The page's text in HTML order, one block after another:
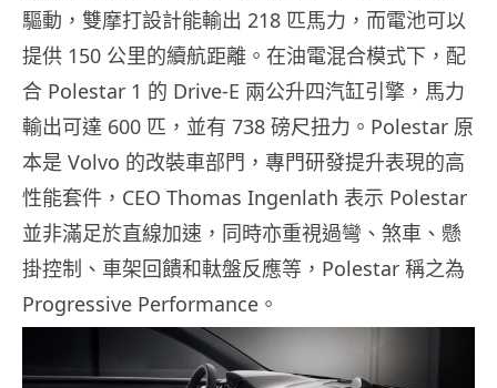
驅動，雙摩打設計能輸出 218 匹馬力，而電池可以
提供 150 公里的續航距離。在油電混合模式下，配
合 Polestar 1 的 Drive-E 兩公升四汽缸引擎，馬力
輸出可達 600 匹，並有 738 磅尺扭力。Polestar 原
本是 Volvo 的改裝車部門，專門研發提升表現的高
性能套件，CEO Thomas Ingenlath 表示 Polestar
並非滿足於直線加速，同時亦重視過彎、煞車、懸
掛控制、車架回饋和軚盤反應等，Polestar 稱之為
Progressive Performance。